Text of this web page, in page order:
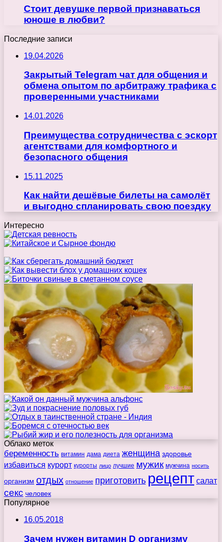
Стоит девушке первой признаваться
юноше в любви?
Последние записи
19.04.2026
Закрытый Telegram чат для общения и
обмена опытом по арбитражу трафика с
проверенными участниками
14.01.2026
Преимущества сотрудничества с эскорт
агентствами для комфортного и
безопасного общения
15.11.2025
Как найти дешёвые билеты на самолёт
и выгодно спланировать свою поездку
Интересно
Облако меток
беременность витамин дама диета женщина здоровье
избавиться курорт курорты лицо лучшие мужик мужчина носить
организм отдых отношение приготовить рецепт салат
секс человек
Популярное
16.05.2018
Зачем нужен витамин D организму